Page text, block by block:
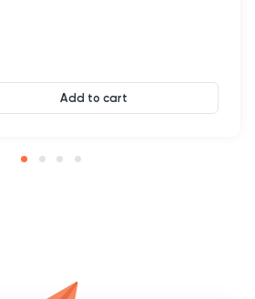
Add to cart